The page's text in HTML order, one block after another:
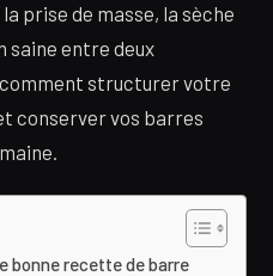
prise de masse, la sèche
saine entre deux
structurer votre
conserver vos barres
bonne recette de barre